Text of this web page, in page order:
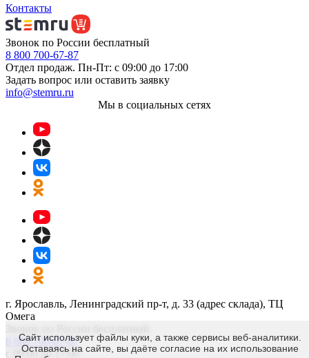
Контакты
Звонок по России бесплатный
8 800 700-67-87
Отдел продаж. Пн-Пт: с 09:00 до 17:00
Задать вопрос или оставить заявку
info@stemru.ru
Мы в социальных сетях
г. Ярославль, Ленинградский пр-т, д. 33 (адрес склада), ТЦ
Омега
8 800 700-67-87
с 09:00 до 17:00
Сайт использует файлы куки, а также сервисы веб-аналитики.
Оставаясь на сайте, вы даёте согласие на их использование